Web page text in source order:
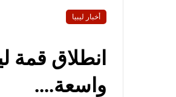
أخبار ليبيا
انطلاق قمة
واسعة....